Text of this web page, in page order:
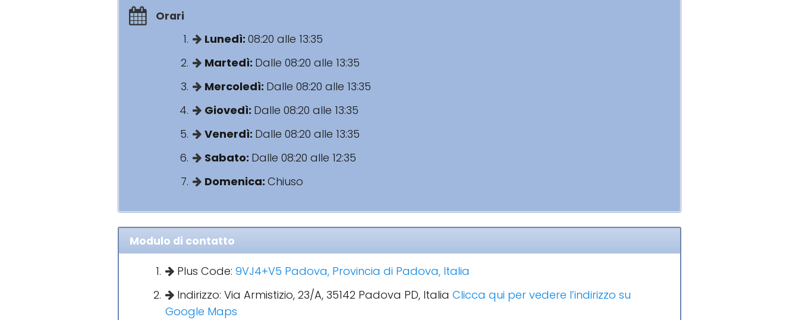
Orari
Lunedì: 08:20 alle 13:35
Martedì: Dalle 08:20 alle 13:35
Mercoledì: Dalle 08:20 alle 13:35
Giovedì: Dalle 08:20 alle 13:35
Venerdì: Dalle 08:20 alle 13:35
Sabato: Dalle 08:20 alle 12:35
Domenica: Chiuso
Modulo di contatto
Plus Code: 9VJ4+V5 Padova, Provincia di Padova, Italia
Indirizzo: Via Armistizio, 23/A, 35142 Padova PD, Italia Clicca qui per vedere l’indirizzo su
Google Maps